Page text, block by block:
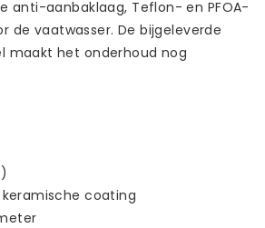
anti-aanbaklaag, Teflon- en PFOA-
de vaatwasser. De bijgeleverde
maakt het onderhoud nog
coating